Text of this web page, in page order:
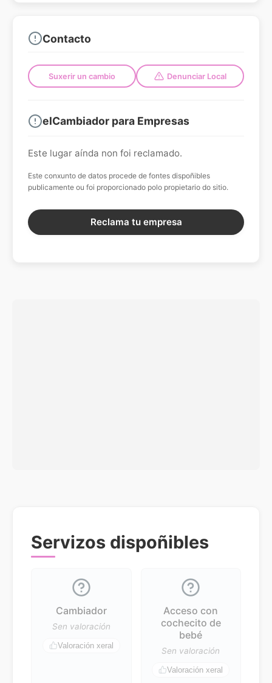
Contacto
Suxerir un cambio Denunciar Local
elCambiador para Empresas
Este lugar aínda non foi reclamado.
Este conxunto de datos procede de fontes dispoñibles
publicamente ou foi proporcionado polo propietario do sitio.
Reclama tu empresa
Servizos dispoñibles
Cambiador
Sen valoración
Valoración xeral
Acceso con
cochecito de
bebé
Sen valoración
Valoración xeral